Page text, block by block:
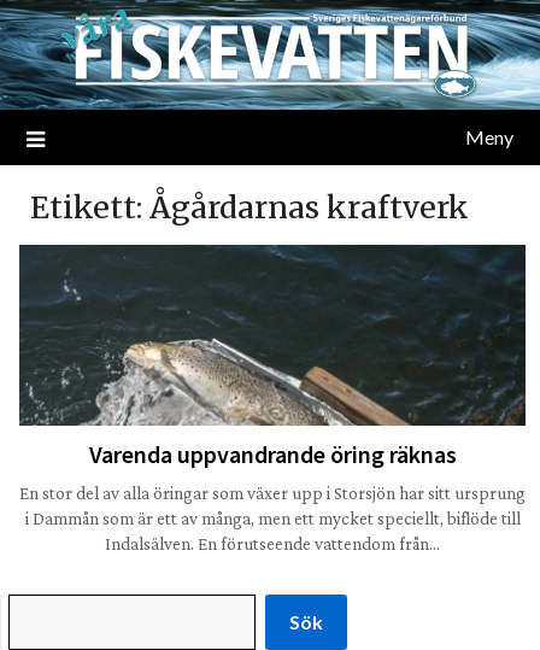
Meny
Etikett: Ågårdarnas kraftverk
Varenda uppvandrande öring räknas
En stor del av alla öringar som växer upp i Storsjön har sitt ursprung
i Dammån som är ett av många, men ett mycket speciellt, biflöde till
Indalsälven. En förutseende vattendom från…
Sök